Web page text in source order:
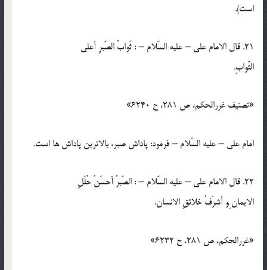
است).
21. قال الامام علي – عليه السّلام – : ثَوابُ الصّبرِ أعلي
الثّوابِ.
«تصنيف غررالحكم، ص 281، ح 6240»
امام علي – عليه السّلام – فرمود: پاداش صبر، بالاترين پاداش ها است.
22. قال الامام علي – عليه السّلام – : الصّبرُ أحسَنُ حُلَلِ
الايمان ِو أشرَفُ خلائقِ الانسان.
«غررالحكم، ص 281، ح 6232»